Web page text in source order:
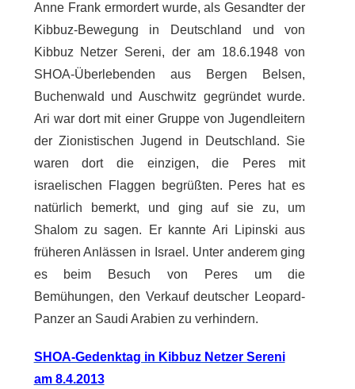
Anne Frank ermordert wurde, als Gesandter der
Kibbuz-Bewegung in Deutschland und von
Kibbuz Netzer Sereni, der am 18.6.1948 von
SHOA-Überlebenden aus Bergen Belsen,
Buchenwald und Auschwitz gegründet wurde.
Ari war dort mit einer Gruppe von Jugendleitern
der Zionistischen Jugend in Deutschland. Sie
waren dort die einzigen, die Peres mit
israelischen Flaggen begrüßten. Peres hat es
natürlich bemerkt, und ging auf sie zu, um
Shalom zu sagen. Er kannte Ari Lipinski aus
früheren Anlässen in Israel. Unter anderem ging
es beim Besuch von Peres um die
Bemühungen, den Verkauf deutscher Leopard-
Panzer an Saudi Arabien zu verhindern.
SHOA-Gedenktag in Kibbuz Netzer Sereni
am 8.4.2013